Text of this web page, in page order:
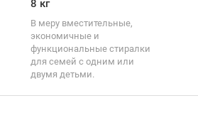
8 кг
В меру вместительные,
экономичные и
функциональные стиралки
для семей с одним или
двумя детьми.